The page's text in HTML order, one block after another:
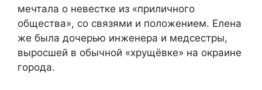
мечтала о невестке из «приличного
общества», со связями и положением. Елена
же была дочерью инженера и медсестры,
выросшей в обычной «хрущёвке» на окраине
города.